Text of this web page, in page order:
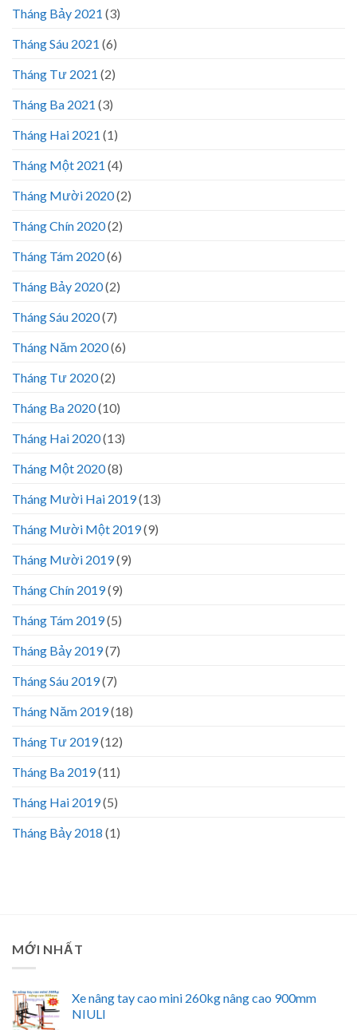
Tháng Bảy 2021 (3)
Tháng Sáu 2021 (6)
Tháng Tư 2021 (2)
Tháng Ba 2021 (3)
Tháng Hai 2021 (1)
Tháng Một 2021 (4)
Tháng Mười 2020(2)
Tháng Chín 2020(2)
Tháng Tám 2020(6)
Tháng Bảy 2020(2)
Tháng Sáu 2020(7)
Tháng Năm 2020(6)
Tháng Tư 2020(2)
Tháng Ba 2020(10)
Tháng Hai 2020(13)
Tháng Một 2020(8)
Tháng Mười Hai 2019(13)
Tháng Mười Một 2019(9)
Tháng Mười 2019(9)
Tháng Chín 2019(9)
Tháng Tám 2019(5)
Tháng Bảy 2019(7)
Tháng Sáu 2019(7)
Tháng Năm 2019(18)
Tháng Tư 2019(12)
Tháng Ba 2019(11)
Tháng Hai 2019(5)
Tháng Bảy 2018 (1)
MỚI NHẤT
Xe nâng tay cao mini 260kg nâng cao 900mm
NIULI